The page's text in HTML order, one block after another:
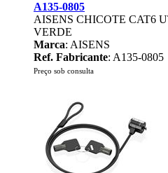
A135-0805
AISENS CHICOTE CAT6
VERDE
Marca: AISENS
Ref. Fabricante: A135-0805
Preço sob consulta